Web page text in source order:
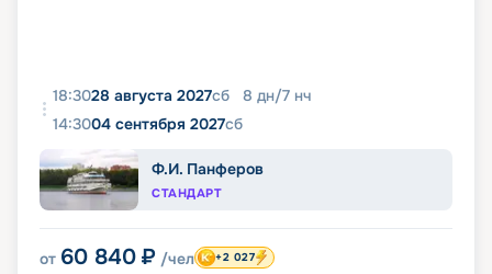
18:3028 августа 2027сб 8 дн/7 нч
14:3004 сентября 2027сб
Ф.И. Панферов
СТАНДАРТ
от 60 840 ₽ /чел +2 027